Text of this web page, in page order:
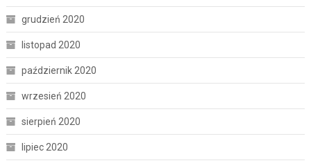
grudzień 2020
listopad 2020
październik 2020
wrzesień 2020
sierpień 2020
lipiec 2020